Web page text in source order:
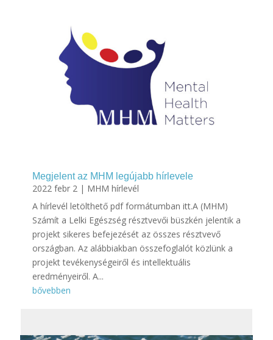
Megjelent az MHM legújabb hírlevele
2022 febr 2| MHM hírlevél
A hírlevél letölthető pdf formátumban itt.A (MHM)
Számít a Lelki Egészség résztvevői büszkén jelentik a
projekt sikeres befejezését az összes résztvevő
országban. Az alábbiakban összefoglalót közlünk a
projekt tevékenységeiről és intellektuális
eredményeiről. A...
bővebben